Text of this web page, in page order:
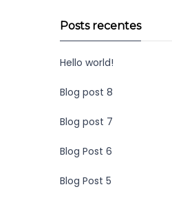
Posts recentes
Hello world!
Blog post 8
Blog post 7
Blog Post 6
Blog Post 5